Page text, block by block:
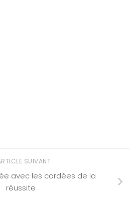
SUIVANT
avec les cordées de la
réussite